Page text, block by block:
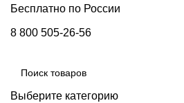
Бесплатно по России
8 800 505-26-56
Выберите категорию